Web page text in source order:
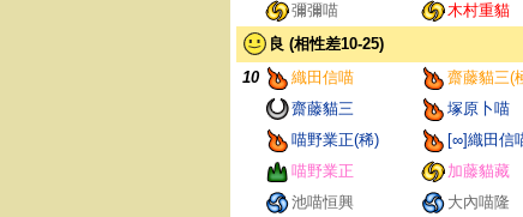
彌彌喵
木村重貓
良 (相性差10-25)
10
織田信喵 齋藤貓三(
齋藤貓三
塚原卜喵
喵野業正(稀)
[∞]織田信
喵野業正
加藤貓藏
池喵恒興
大內喵隆